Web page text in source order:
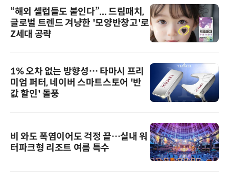
“해외 셀럽들도 붙인다”... 드림패치,
글로벌 트렌드 겨냥한 '모양반창고'로
Z세대 공략
1% 오차 없는 방향성… 타마시 프리
미엄 퍼터, 네이버 스마트스토어 '반
값 할인' 돌풍
비 와도 폭염이어도 걱정 끝…실내 워
터파크형 리조트 여름 특수